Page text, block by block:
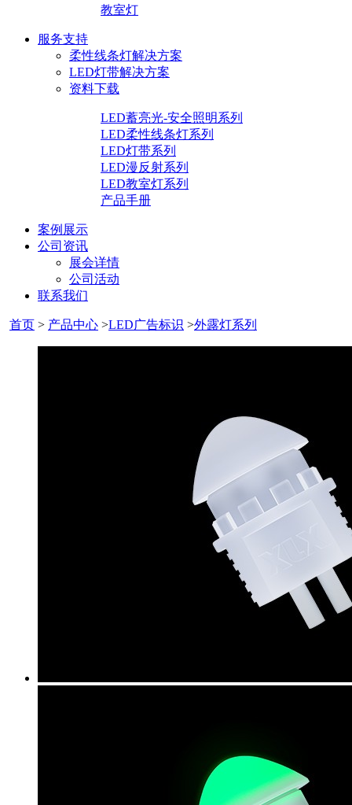
教室灯
服务支持
柔性线条灯解决方案
LED灯带解决方案
资料下载
LED蓄亮光-安全照明系列
LED柔性线条灯系列
LED灯带系列
LED漫反射系列
LED教室灯系列
产品手册
案例展示
公司资讯
展会详情
公司活动
联系我们
首页 > 产品中心 >LED广告标识 >外露灯系列